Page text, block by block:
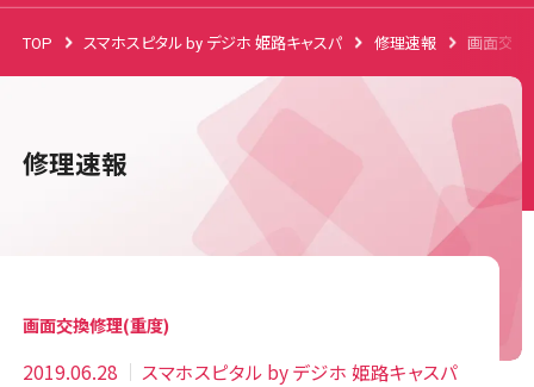
TOP スマホスピタル by デジホ 姫路キャスパ 修理速報 画面交換
修理速報
画面交換修理(重度)
2019.06.28 スマホスピタル by デジホ 姫路キャスパ